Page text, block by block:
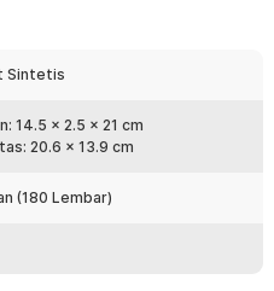
warna cover menarik yang bisa
Cocok untuk menemani
Sintetis
14.5 x 2.5 x 21 cm
20.6 x 13.9 cm
(180 Lembar)